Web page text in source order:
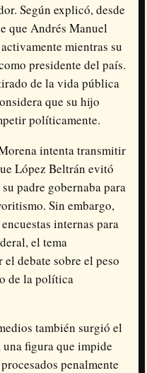
Según explicó, desde
que Andrés Manuel
mientras su
presidente del país.
de la vida pública
que su hijo
políticamente.
intenta transmitir
López Beltrán evitó
padre gobernaba para
Sin embargo,
internas para
el tema
debate sobre el peso
de la política
también surgió el
figura que impide
penalmente